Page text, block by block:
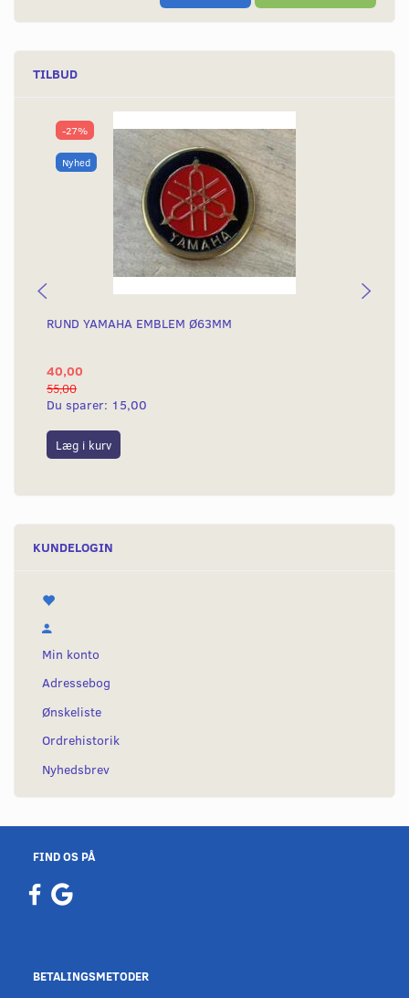
TILBUD
-27%
Nyhed
RUND YAMAHA EMBLEM Ø63MM
40,00
55,00
Du sparer: 15,00
Læg i kurv
KUNDELOGIN
Min konto
Adressebog
Ønskeliste
Ordrehistorik
Nyhedsbrev
FIND OS PÅ
BETALINGSMETODER